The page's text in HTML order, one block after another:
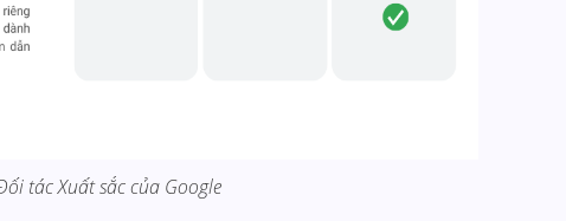
tác Xuất sắc của Google